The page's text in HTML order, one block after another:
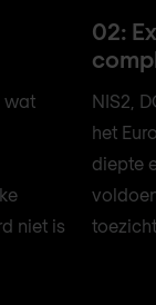
wat
niet is
02:
NIS2,
het
diepte